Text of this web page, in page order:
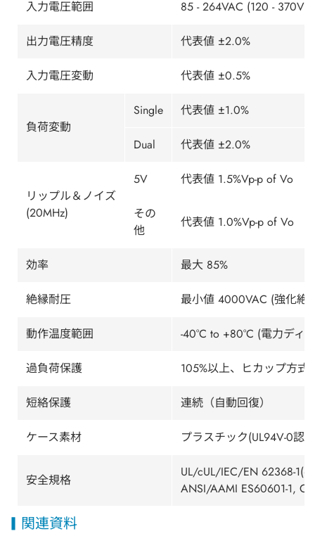
入力電圧範囲 85 - 264VAC (120 -
出力電圧精度 代表値 ±2.0%
入力電圧変動 代表値 ±0.5%
負荷変動
Single 代表値 ±1.0%
Dual 代表値 ±2.0%
リップル＆ノイズ
(20MHz)
5V 代表値 1.5%Vp-p of Vo
その
他
代表値 1.0%Vp-p of Vo
効率 最大 85%
絶縁耐圧 最小値 4000VAC (強化絶
動作温度範囲 -40°C to +80°C (電力ディ
過負荷保護 105%以上、ヒカップ方式
短絡保護 連続（自動回復）
ケース素材 プラスチック(UL94V-0認
安全規格
UL/cUL/IEC/EN 62368-
ANSI/AAMI ES60601-1,
関連資料